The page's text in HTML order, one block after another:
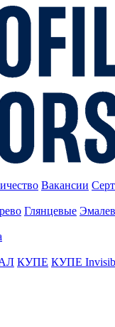
Вакансии
Глянцевые
КУПЕ КУПЕ